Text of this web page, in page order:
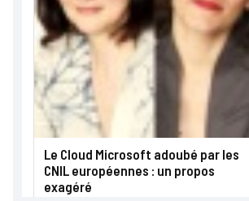
Le Cloud Microsoft adoubé par les
CNIL européennes : un propos
exagéré